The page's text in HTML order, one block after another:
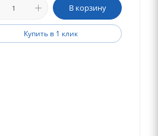
В корзину
Купить в 1 клик